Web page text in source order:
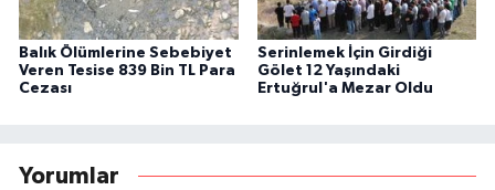
Balık Ölümlerine Sebebiyet
Veren Tesise 839 Bin TL Para
Cezası
Serinlemek İçin Girdiği
Gölet 12 Yaşındaki
Ertuğrul'a Mezar Oldu
Yorumlar